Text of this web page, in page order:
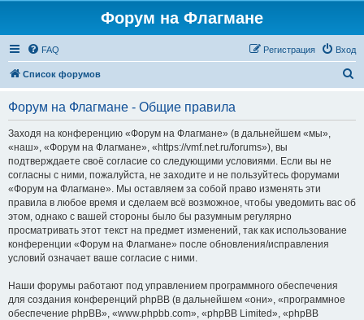
Форум на Флагмане
FAQ Вход
Регистрация
Список форумов
Форум на Флагмане - Общие правила
Заходя на конференцию «Форум на Флагмане» (в дальнейшем «мы»,
«наш», «Форум на Флагмане», «https://vmf.net.ru/forums»), вы
подтверждаете своё согласие со следующими условиями. Если вы не
согласны с ними, пожалуйста, не заходите и не пользуйтесь форумами
«Форум на Флагмане». Мы оставляем за собой право изменять эти
правила в любое время и сделаем всё возможное, чтобы уведомить вас об
этом, однако с вашей стороны было бы разумным регулярно
просматривать этот текст на предмет изменений, так как использование
конференции «Форум на Флагмане» после обновления/исправления
условий означает ваше согласие с ними.
Наши форумы работают под управлением программного обеспечения
для создания конференций phpBB (в дальнейшем «они», «программное
обеспечение phpBB», «www.phpbb.com», «phpBB Limited», «phpBB